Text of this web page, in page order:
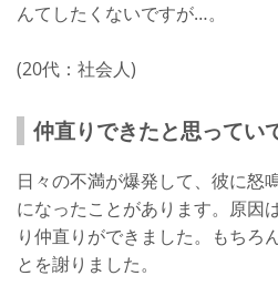
んてしたくないですが…。
(20代：社会人)
仲直りできたと思ってい
日々の不満が爆発して、彼に怒
になったことがあります。原因
り仲直りができました。もちろ
とを謝りました。